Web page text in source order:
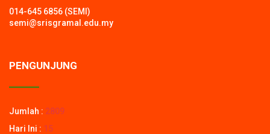
014-645 6856 (SEMI)
semi@srisgramal.edu.my
PENGUNJUNG
Jumlah : 2809
Hari Ini : 15